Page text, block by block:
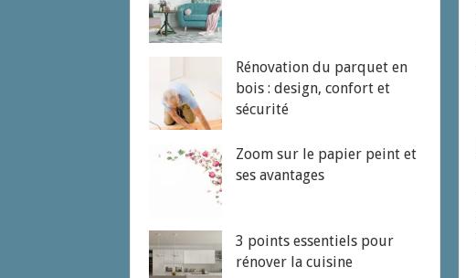
Rénovation du parquet en
bois : design, confort et
sécurité
Zoom sur le papier peint et
ses avantages
3 points essentiels pour
rénover la cuisine